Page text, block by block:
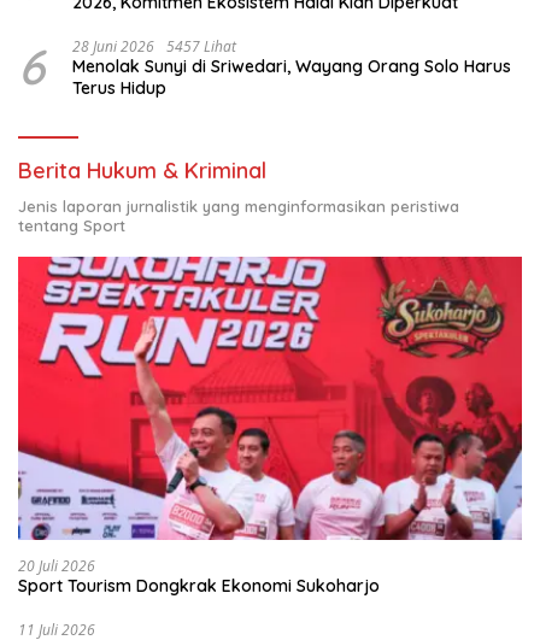
6 28 Juni 2026 5457 Lihat
Menolak Sunyi di Sriwedari, Wayang Orang Solo Harus
Terus Hidup
Berita Hukum & Kriminal
Jenis laporan jurnalistik yang menginformasikan peristiwa
tentang Sport
20 Juli 2026
Sport Tourism Dongkrak Ekonomi Sukoharjo
11 Juli 2026